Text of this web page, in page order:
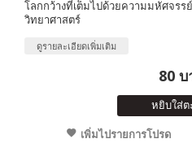
โลกกว้างที่เต็มไปด้วยความมหัศจรร
วิทยาศาสตร์
ดูรายละเอียดเพิ่มเติม
80
หยิบใส่ต
เพิ่มไปรายการโปรด